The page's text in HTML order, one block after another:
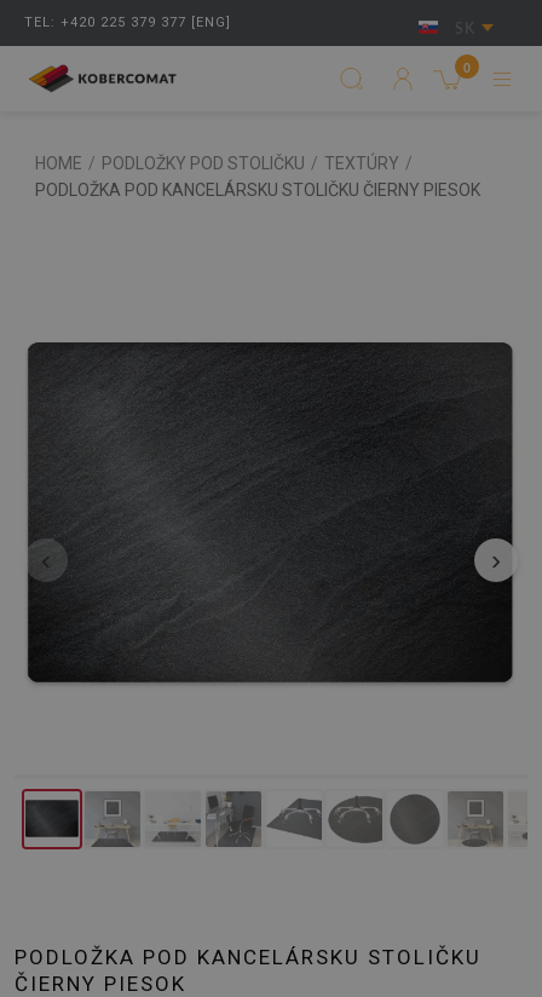
TEL: +420 225 379 377 [ENG] SK
0
HOME / PODLOŽKY POD STOLIČKU / TEXTÚRY /
PODLOŽKA POD KANCELÁRSKU STOLIČKU ČIERNY PIESOK
‹ ›
PODLOŽKA POD KANCELÁRSKU STOLIČKU
ČIERNY PIESOK